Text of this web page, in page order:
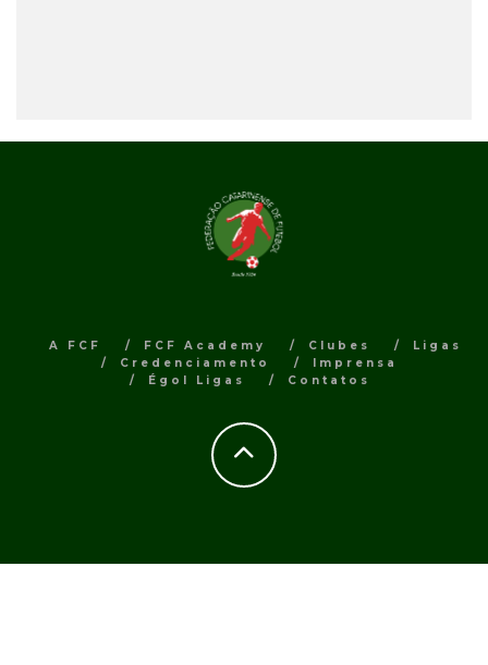
A FCF FCF Academy Clubes
Ligas
Credenciamento
Imprensa
Égol Ligas
Contatos